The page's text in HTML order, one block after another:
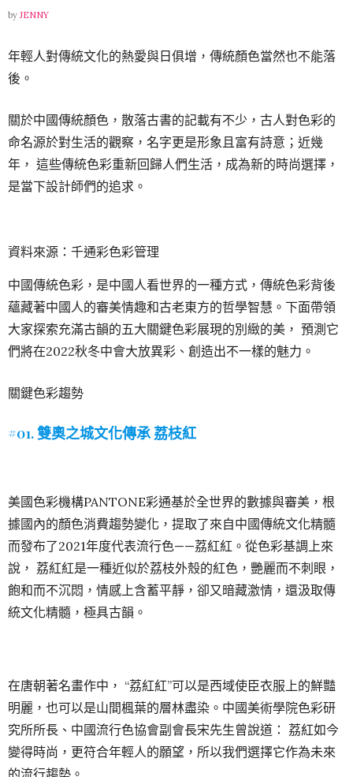
by JENNY
年輕人對傳統文化的熱愛與日俱增，傳統顏色當然也不能落
後。
關於中國傳統顏色，散落古書的記載有不少，古人對色彩的
命名源於對生活的觀察，名字更是形象且富有詩意；近幾
年， 這些傳統色彩重新回歸人們生活，成為新的時尚選擇，
是當下設計師們的追求。
資料來源：千通彩色彩管理
中國傳統色彩，是中國人看世界的一種方式，傳統色彩背後
蘊藏著中國人的審美情趣和古老東方的哲學智慧。下面帶領
大家探索充滿古韻的五大關鍵色彩展現的別緻的美， 預測它
們將在2022秋冬中會大放異彩、創造出不一樣的魅力。
關鍵色彩趨勢
#01. 雙奧之城文化傳承 荔枝紅
美國色彩機構PANTONE彩通基於全世界的數據與審美，根
據國內的顏色消費趨勢變化，提取了來自中國傳統文化精髓
而發布了2021年度代表流行色——荔紅紅。從色彩基調上來
說， 荔紅紅是一種近似於荔枝外殼的紅色，艷麗而不刺眼，
飽和而不沉悶，情感上含蓄平靜，卻又暗藏激情，還汲取傳
統文化精髓，極具古韻。